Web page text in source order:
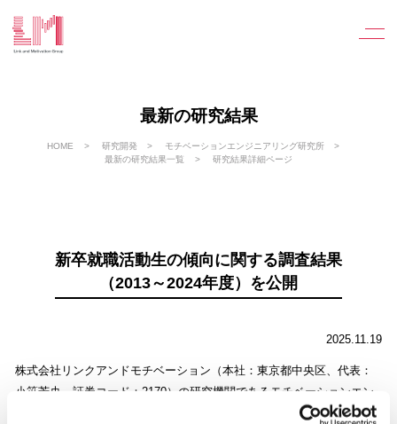
最新の研究結果
HOME 研究開発
モチベーションエンジニアリング研究所
最新の研究結果一覧
研究結果詳細ページ
新卒就職活動生の傾向に関する調査結果
（2013～2024年度）を公開
2025.11.19
株式会社リンクアンドモチベーション（本社：東京都中央区、代表：
小笹芳央、証券コード：2170）の研究機関であるモチベーションエン
ジニアリング研究所は、「新卒就職活動生の傾向（2013～2024年